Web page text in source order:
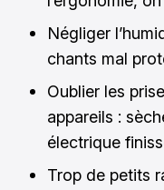
Négliger
chants mal
Oublier les
appareils :
électrique
Trop de petits